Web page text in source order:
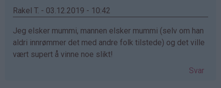
Rakel T. - 03.12.2019 - 10:42
Jeg elsker mummi, mannen elsker mummi (selv om han
aldri innrømmer det med andre folk tilstede) og det ville
vært supert å vinne noe slikt!
Svar